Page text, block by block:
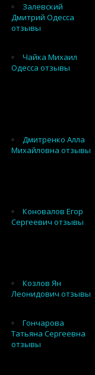
Залевский
Дмитрий Одесса
отзывы
Чайка Михаил
Одесса отзывы
Дмитренко Алла
Михайловна отзывы
Коновалов Егор
Сергеевич отзывы
Козлов Ян
Леонидович отзывы
Гончарова
Татьяна Сергеевна
отзывы